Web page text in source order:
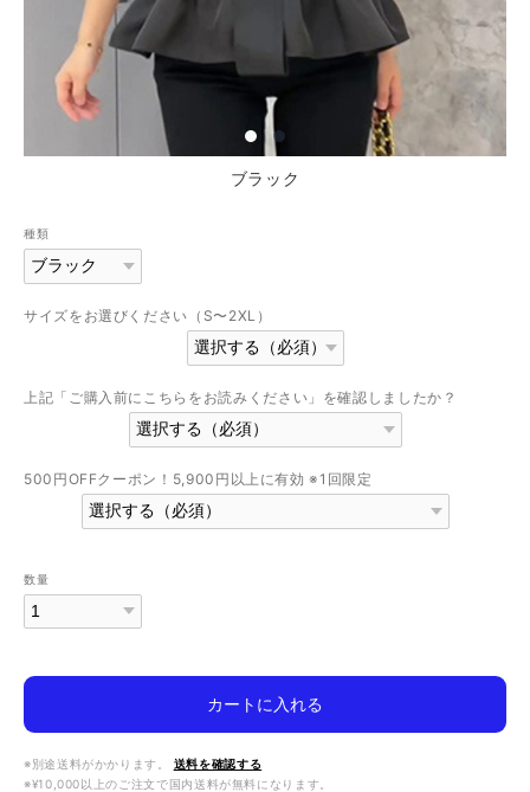
ブラック
種類
サイズをお選びください（S〜2XL）
上記「ご購入前にこちらをお読みください」を確認しましたか？
500円OFFクーポン！5,900円以上に有効 ※1回限定
数量
カートに入れる
※別途送料がかかります。
送料を確認する
※¥10,000以上のご注文で国内送料が無料になります。